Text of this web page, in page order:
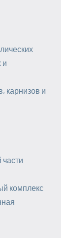
и
карнизов и
комплекс